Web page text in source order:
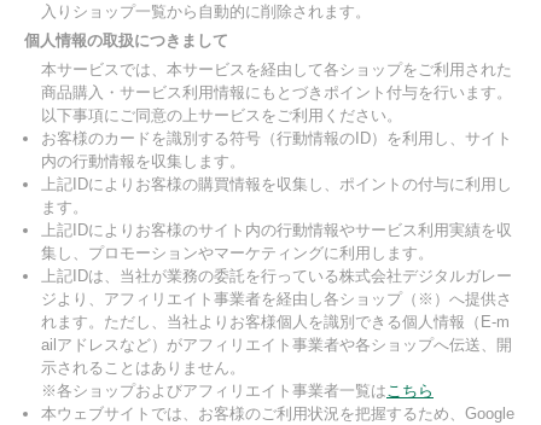
入りショップ一覧から自動的に削除されます。
個人情報の取扱につきまして
本サービスでは、本サービスを経由して各ショップをご利用された
商品購入・サービス利用情報にもとづきポイント付与を行います。
以下事項にご同意の上サービスをご利用ください。
お客様のカードを識別する符号（行動情報のID）を利用し、サイト
内の行動情報を収集します。
上記IDによりお客様の購買情報を収集し、ポイントの付与に利用し
ます。
上記IDによりお客様のサイト内の行動情報やサービス利用実績を収
集し、プロモーションやマーケティングに利用します。
上記IDは、当社が業務の委託を行っている株式会社デジタルガレー
ジより、アフィリエイト事業者を経由し各ショップ（※）へ提供さ
れます。ただし、当社よりお客様個人を識別できる個人情報（E-m
ailアドレスなど）がアフィリエイト事業者や各ショップへ伝送、開
示されることはありません。
※各ショップおよびアフィリエイト事業者一覧はこちら
本ウェブサイトでは、お客様のご利用状況を把握するため、Google